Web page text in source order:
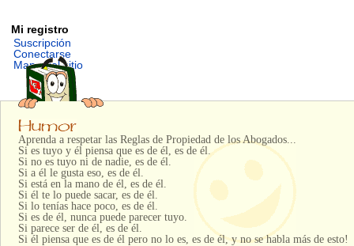
Mi registro
Suscripción
Conectarse
Mapa del sitio
Aprenda a respetar las Reglas de Propiedad de los Abogados...
Si es tuyo y él piensa que es de él, es de él.
Si no es tuyo ni de nadie, es de él.
Si a él le gusta eso, es de él.
Si está en la mano de él, es de él.
Si él te lo puede sacar, es de él.
Si lo tenías hace poco, es de él.
Si es de él, nunca puede parecer tuyo.
Si parece ser de él, es de él.
Si él piensa que es de él pero no lo es, es de él, y no se habla más de esto!